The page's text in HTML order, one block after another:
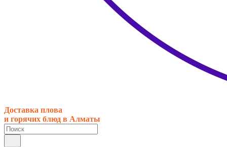
Доставка плова
и горячих блюд в Алматы